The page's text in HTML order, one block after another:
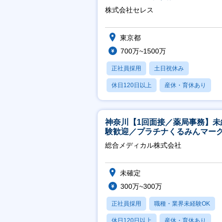
株式会社セレス
東京都
700万~1500万
正社員採用 土日祝休み
休日120日以上 産休・育休あり
賞与あり
神奈川【1回面接／薬局事務】未
験歓迎／プラチナくるみんマー
得／月平均残業13h／年休126日
総合メディカル株式会社
未確定
300万~300万
正社員採用 職種・業界未経験OK